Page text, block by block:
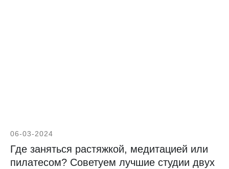
06-03-2024
Где заняться растяжкой, медитацией или
пилатесом? Советуем лучшие студии двух